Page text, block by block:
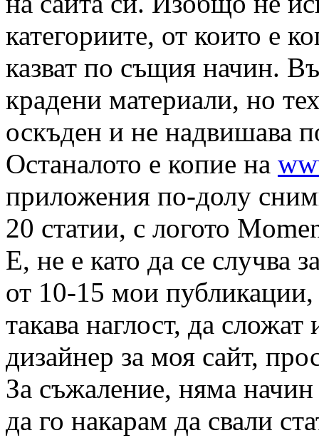
категориите, от които е
казват по същия начин.
крадени материали, но
оскъден и не надвишава
Останалото е копие на
приложения по-долу
20 статии, с логото
Е, не е като да се случва
от 10-15 мои публикации,
такава наглост, да
дизайнер за моя сайт,
За съжаление, няма
да го накарам да свали